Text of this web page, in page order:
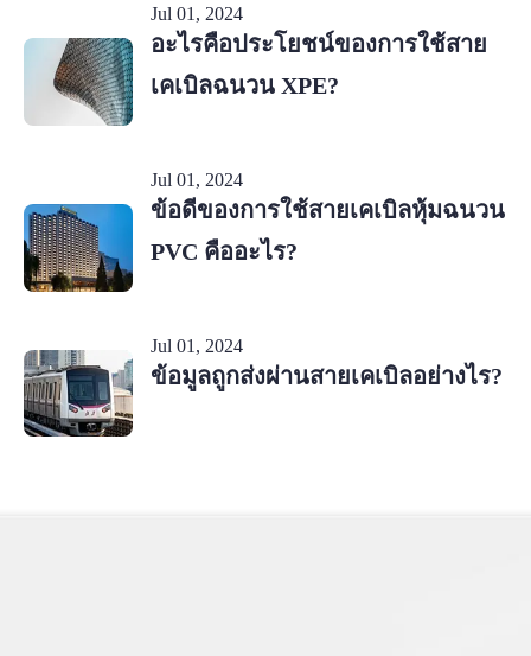
Jul 01, 2024
อะไรคือประโยชน์ของการใช้สาย
เคเบิลฉนวน XPE?
Jul 01, 2024
ข้อดีของการใช้สายเคเบิลหุ้มฉนวน
PVC คืออะไร?
Jul 01, 2024
ข้อมูลถูกส่งผ่านสายเคเบิลอย่างไร?